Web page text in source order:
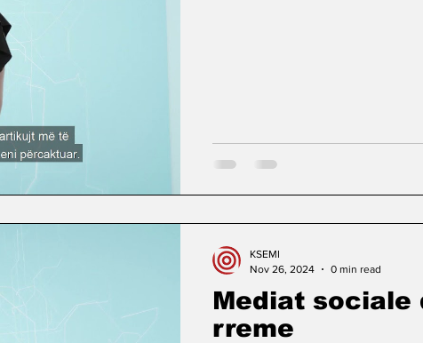
Mediat sociale
rreme
KSEMI
Nov 26, 2024
0 min read